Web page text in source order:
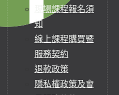
現場課程報名須
知
線上課程購買暨
服務契約
退款政策
隱私權政策及會